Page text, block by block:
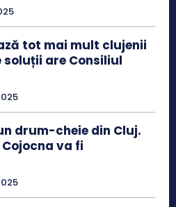
tot mai mult clujenii
soluții are Consiliul
drum-cheie din Cluj.
va fi